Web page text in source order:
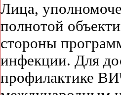
Лица,
полнотой
стороны
инфекции. Для
профилактике